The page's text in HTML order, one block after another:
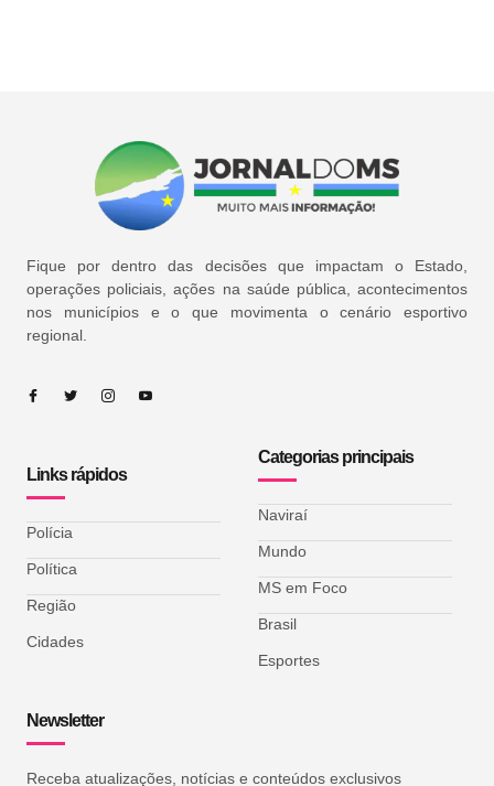
Fique por dentro das decisões que impactam o Estado,
operações policiais, ações na saúde pública, acontecimentos
nos municípios e o que movimenta o cenário esportivo
regional.
Links rápidos
Polícia
Política
Região
Cidades
Categorias principais
Naviraí
Mundo
MS em Foco
Brasil
Esportes
Newsletter
Receba atualizações, notícias e conteúdos exclusivos